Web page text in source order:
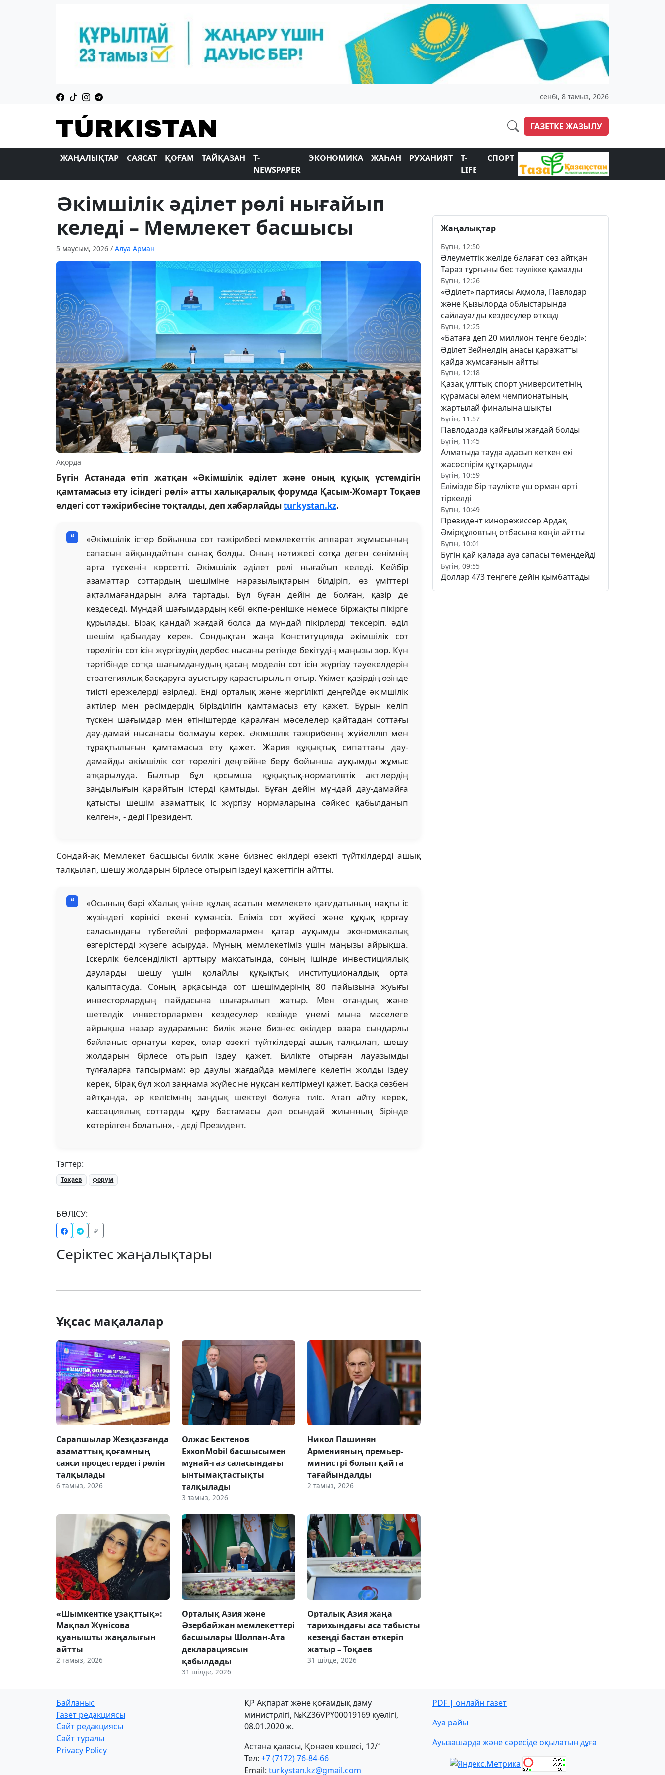
сенбі, 8 тамыз, 2026
ГАЗЕТКЕ ЖАЗЫЛУ
ЖАҢАЛЫҚТАР САЯСАТ ҚОҒАМ ТАЙҚАЗАН
T-
NEWSPAPER
ЭКОНОМИКА ЖАҺАН РУХАНИЯТ
T-
LIFE
СПОРТ
Әкімшілік әділет рөлі нығайып
келеді – Мемлекет басшысы
5 маусым, 2026 / Алуа Арман
Ақорда
Бүгін Астанада өтіп жатқан «Әкімшілік әділет және оның құқық үстемдігін
қамтамасыз ету ісіндегі рөлі» атты халықаралық форумда Қасым-Жомарт Тоқаев
елдегі сот тәжірибесіне тоқталды, деп хабарлайдыturkystan.kz.
«Әкімшілік істер бойынша сот тәжірибесі мемлекеттік аппарат жұмысының
сапасын айқындайтын сынақ болды. Оның нәтижесі сотқа деген сенімнің
арта түскенін көрсетті. Әкімшілік әділет рөлі нығайып келеді. Кейбір
азаматтар соттардың шешіміне наразылықтарын білдіріп, өз үміттері
ақталмағандарын алға тартады. Бұл бұған дейін де болған, қазір де
кездеседі. Мұндай шағымдардың көбі өкпе-ренішке немесе біржақты пікірге
құрылады. Бірақ қандай жағдай болса да мұндай пікірлерді тексеріп, әділ
шешім қабылдау керек. Сондықтан жаңа Конституцияда әкімшілік сот
төрелігін сот ісін жүргізудің дербес нысаны ретінде бекітудің маңызы зор. Күн
тәртібінде сотқа шағымданудың қасаң моделін сот ісін жүргізу тәуекелдерін
стратегиялық басқаруға ауыстыру қарастырылып отыр. Үкімет қазірдің өзінде
тиісті ережелерді әзірледі. Енді орталық және жергілікті деңгейде әкімшілік
актілер мен рәсімдердің бірізділігін қамтамасыз ету қажет. Бұрын келіп
түскен шағымдар мен өтініштерде қаралған мәселелер қайтадан соттағы
дау-дамай нысанасы болмауы керек. Әкімшілік тәжірибенің жүйелілігі мен
тұрақтылығын қамтамасыз ету қажет. Жария құқықтық сипаттағы дау-
дамайды әкімшілік сот төрелігі деңгейіне беру бойынша ауқымды жұмыс
атқарылуда. Былтыр бұл қосымша құқықтық-нормативтік актілердің
заңдылығын қарайтын істерді қамтыды. Бұған дейін мұндай дау-дамайға
қатысты шешім азаматтық іс жүргізу нормаларына сәйкес қабылданып
келген», - деді Президент.
Сондай-ақ Мемлекет басшысы билік және бизнес өкілдері өзекті түйткілдерді ашық
талқылап, шешу жолдарын бірлесе отырып іздеуі қажеттігін айтты.
«Осының бәрі «Халық үніне құлақ асатын мемлекет» қағидатының нақты іс
жүзіндегі көрінісі екені күмәнсіз. Еліміз сот жүйесі және құқық қорғау
саласындағы түбегейлі реформалармен қатар ауқымды экономикалық
өзгерістерді жүзеге асыруда. Мұның мемлекетіміз үшін маңызы айрықша.
Іскерлік белсенділікті арттыру мақсатында, соның ішінде инвестициялық
дауларды шешу үшін қолайлы құқықтық институционалдық орта
қалыптасуда. Соның арқасында сот шешімдерінің 80 пайызына жуығы
инвесторлардың пайдасына шығарылып жатыр. Мен отандық және
шетелдік инвесторлармен кездесулер кезінде үнемі мына мәселеге
айрықша назар аударамын: билік және бизнес өкілдері өзара сындарлы
байланыс орнатуы керек, олар өзекті түйткілдерді ашық талқылап, шешу
жолдарын бірлесе отырып іздеуі қажет. Билікте отырған лауазымды
тұлғаларға тапсырмам: әр даулы жағдайда мәмілеге келетін жолды іздеу
керек, бірақ бұл жол заңнама жүйесіне нұқсан келтірмеуі қажет. Басқа сөзбен
айтқанда, әр келісімнің заңдық шектеуі болуға тиіс. Атап айту керек,
кассациялық соттарды құру бастамасы дәл осындай жиынның бірінде
көтерілген болатын», - деді Президент.
Тэгтер:
Тоқаев форум
БӨЛІСУ:
Серіктес жаңалықтары
Ұқсас мақалалар
Сарапшылар Жезқазғанда
азаматтық қоғамның
саяси процестердегі рөлін
талқылады
6 тамыз, 2026
Олжас Бектенов
ExxonMobil басшысымен
мұнай-газ саласындағы
ынтымақтастықты
талқылады
3 тамыз, 2026
Никол Пашинян
Арменияның премьер-
министрі болып қайта
тағайындалды
2 тамыз, 2026
«Шымкентке ұзақттық»:
Мақпал Жүнісова
қуанышты жаңалығын
айтты
2 тамыз, 2026
Орталық Азия және
Әзербайжан мемлекеттері
басшылары Шолпан-Ата
декларациясын
қабылдады
31 шілде, 2026
Орталық Азия жаңа
тарихындағы аса табысты
кезеңді бастан өткеріп
жатыр – Тоқаев
31 шілде, 2026
Жаңалықтар
Бүгін, 12:50
Әлеуметтік желіде балағат сөз айтқан
Тараз тұрғыны бес тәулікке қамалды
Бүгін, 12:26
«Әділет» партиясы Ақмола, Павлодар
және Қызылорда облыстарында
сайлауалды кездесулер өткізді
Бүгін, 12:25
«Батаға деп 20 миллион теңге берді»:
Әділет Зейнелдің анасы қаражатты
қайда жұмсағанын айтты
Бүгін, 12:18
Қазақ ұлттық спорт университетінің
құрамасы әлем чемпионатының
жартылай финалына шықты
Бүгін, 11:57
Павлодарда қайғылы жағдай болды
Бүгін, 11:45
Алматыда тауда адасып кеткен екі
жасөспірім құтқарылды
Бүгін, 10:59
Елімізде бір тәулікте үш орман өрті
тіркелді
Бүгін, 10:49
Президент кинорежиссер Ардақ
Әмірқұловтың отбасына көңіл айтты
Бүгін, 10:01
Бүгін қай қалада ауа сапасы төмендейді
Бүгін, 09:55
Доллар 473 теңгеге дейін қымбаттады
Байланыс
Газет редакциясы
Сайт редакциясы
Сайт туралы
Privacy Policy
ҚР Ақпарат және қоғамдық даму
министрлігі, №KZ36VPY00019169 куәлігі,
08.01.2020 ж.
Астана қаласы, Қонаев көшесі, 12/1
Тел: +7 (7172) 76-84-66
Email: turkystan.kz@gmail.com
PDF | онлайн газет
Ауа райы
Ауызашарда және сәресіде оқылатын дұға